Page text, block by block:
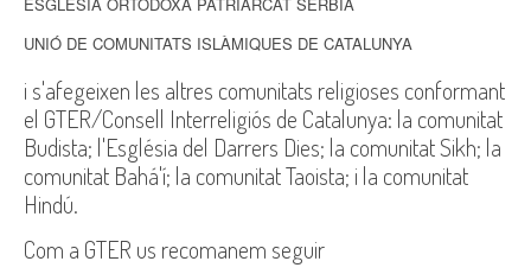
UNIÓ DE COMUNITATS ISLÀMIQUES DE CATALUNYA
i s'afegeixen les altres comunitats religioses conformant
el GTER/Consell Interreligiós de Catalunya: la comunitat
Budista; l'Església del Darrers Dies; la comunitat Sikh; la
comunitat Bahá'í; la comunitat Taoista; i la comunitat
Hindú.
Com a GTER us recomanem seguir